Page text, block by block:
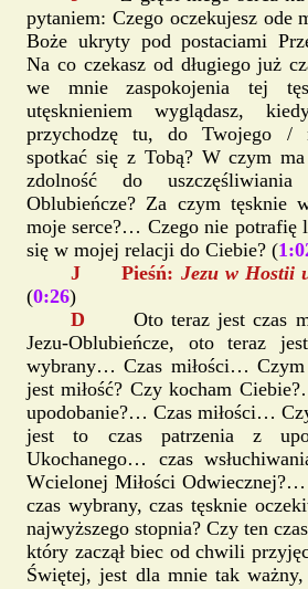
pytaniem: Czego oczekujesz ode
Boże ukryty pod postaciami
Na co czekasz od długiego już
we mnie zaspokojenia tej
utęsknieniem wyglądasz,
przychodzę tu, do Twojego /
spotkać się z Tobą? W czym
zdolność do
Oblubieńcze? Za czym tęsknie
moje serce?… Czego nie potrafię
się w mojej relacji do Ciebie? (
J Pieśń: Jezu w Hostii
(0:26)
D Oto teraz jest czas
Jezu-Oblubieńcze, oto teraz
wybrany… Czas miłości… Czym
jest miłość? Czy kocham
upodobanie?… Czas miłości…
jest to czas patrzenia z
Ukochanego… czas
Wcielonej Miłości
czas wybrany, czas tęsknie
najwyższego stopnia? Czy ten
który zaczął biec od chwili
Świętej, jest dla mnie tak